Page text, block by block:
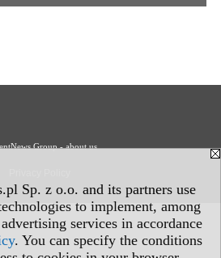
Sp. z o.o. and its partners use
to implement, among
services in accordance
. You can specify the conditions
Group - about us